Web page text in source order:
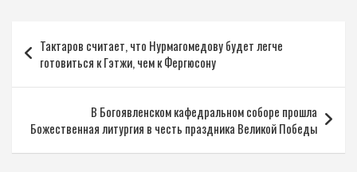
по
записям
Тактаров считает, что Нурмагомедову будет легче
готовиться к Гэтжи, чем к Фергюсону
В Богоявленском кафедральном соборе прошла
Божественная литургия в честь праздника Великой Победы